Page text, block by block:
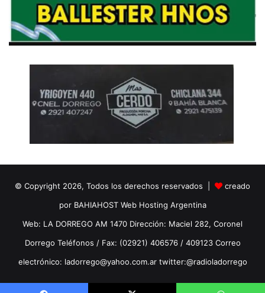
© Copyright 2026, Todos los derechos reservados |
creado
por BAHIAHOST Web Hosting Argentina
Web: LA DORREGO AM 1470 Dirección: Maciel 282, Coronel
Dorrego Teléfonos / Fax: (02921) 406576 / 409123 Correo
electrónico: ladorrego@yahoo.com.ar twitter:@radioladorrego